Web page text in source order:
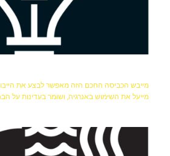
מייבש הכביסה החכם הזה מאפשר לבצע את
מייעל את השימוש באנרגיה, ושומר בעדינות על